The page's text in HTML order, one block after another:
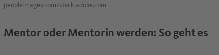
peopleimages.com/stock.adobe.com
Mentor oder Mentorin werden: So geht es